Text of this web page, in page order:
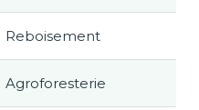
Reboisement
Agroforesterie